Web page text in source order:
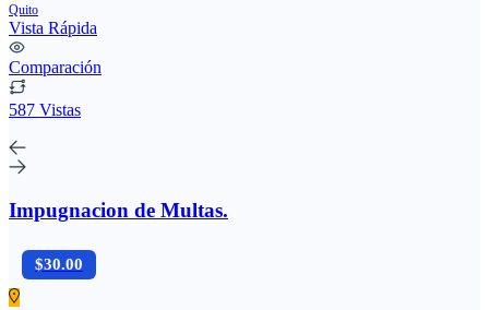
Quito
Vista Rápida
Comparación
587 Vistas
Impugnacion de Multas.
$30.00